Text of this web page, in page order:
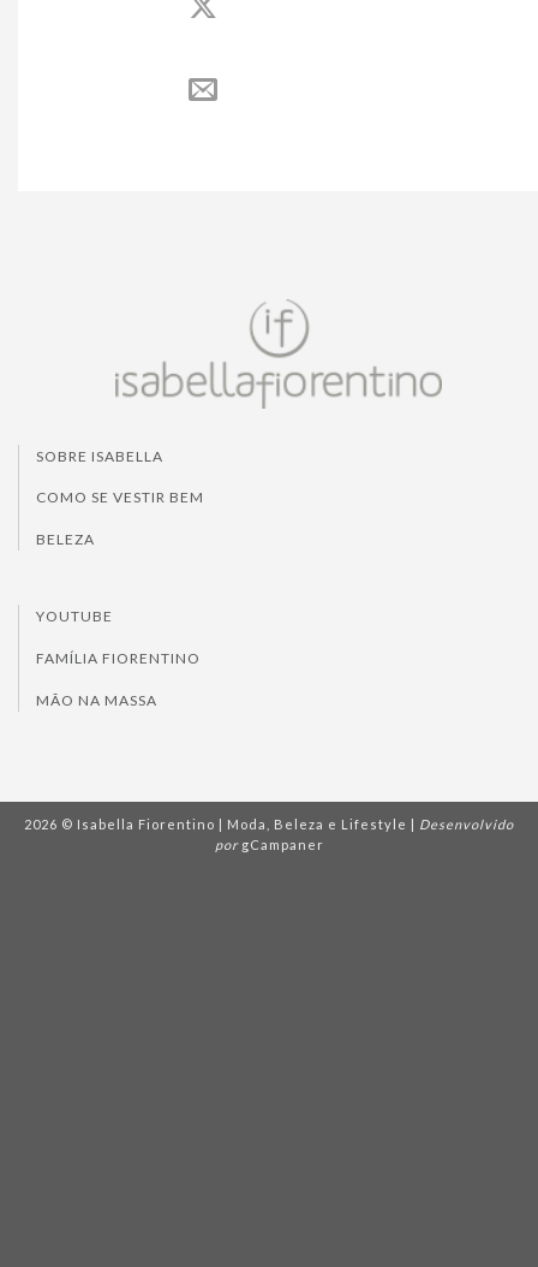
SOBRE ISABELLA
COMO SE VESTIR BEM
BELEZA
YOUTUBE
FAMÍLIA FIORENTINO
MÃO NA MASSA
2026 © Isabella Fiorentino | Moda, Beleza e Lifestyle | Desenvolvido
por gCampaner